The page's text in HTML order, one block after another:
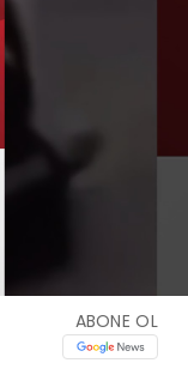
ABONE OL